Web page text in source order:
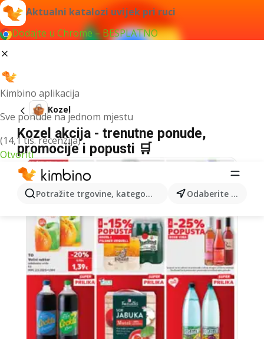
Aktualni katalozi uvijek pri ruci
Dodajte u Chrome – BESPLATNO
Kimbino aplikacija
Sve ponude na jednom mjestu
(14,1 tis. recenzija)
Otvoriti
Potražite trgovine, kategorije, proizvode... Odaberite grad
Kozel
Kozel akcija - trenutne ponude,
promocije i popusti 🛒